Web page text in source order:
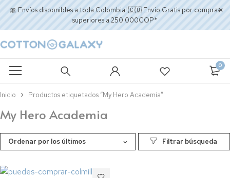
🎀 Envíos disponibles a toda Colombia! 🇨🇴 Envío Gratis por compras
superiores a 250.000COP*
0
Inicio Productos etiquetados “My Hero Academia”
My Hero Academia
Ordenar por los últimos